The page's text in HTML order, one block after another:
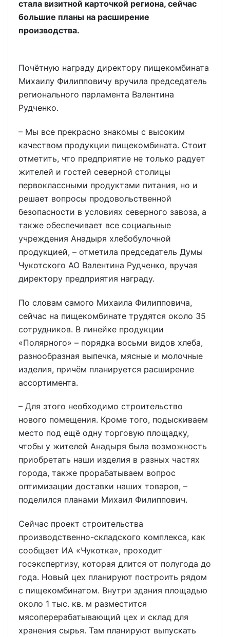
стала визитной карточкой региона, сейчас
большие планы на расширение
производства.
Почётную награду директору пищекомбината
Михаилу Филипповичу вручила председатель
регионального парламента Валентина
Рудченко.
– Мы все прекрасно знакомы с высоким
качеством продукции пищекомбината. Стоит
отметить, что предприятие не только радует
жителей и гостей северной столицы
первоклассными продуктами питания, но и
решает вопросы продовольственной
безопасности в условиях северного завоза, а
также обеспечивает все социальные
учреждения Анадыря хлебобулочной
продукцией, – отметила председатель Думы
Чукотского АО Валентина Рудченко, вручая
директору предприятия награду.
По словам самого Михаила Филипповича,
сейчас на пищекомбинате трудятся около 35
сотрудников. В линейке продукции
«Полярного» – порядка восьми видов хлеба,
разнообразная выпечка, мясные и молочные
изделия, причём планируется расширение
ассортимента.
– Для этого необходимо строительство
нового помещения. Кроме того, подыскиваем
место под ещё одну торговую площадку,
чтобы у жителей Анадыря была возможность
приобретать наши изделия в разных частях
города, также прорабатываем вопрос
оптимизации доставки наших товаров, –
поделился планами Михаил Филиппович.
Сейчас проект строительства
производственно-складского комплекса, как
сообщает ИА «Чукотка», проходит
госэкспертизу, которая длится от полугода до
года. Новый цех планируют построить рядом
с пищекомбинатом. Внутри здания площадью
около 1 тыс. кв. м разместится
мясоперерабатывающий цех и склад для
хранения сырья. Там планируют выпускать